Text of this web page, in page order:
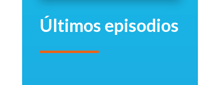
Últimos episodios